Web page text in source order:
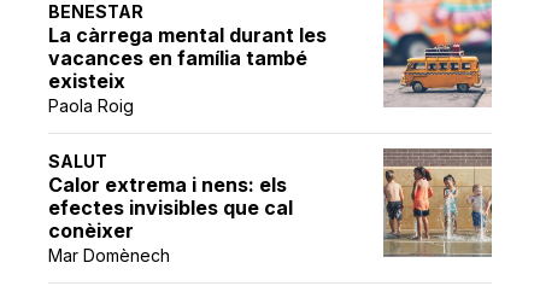
BENESTAR
La càrrega mental durant les
vacances en família també
existeix
Paola Roig
SALUT
Calor extrema i nens: els
efectes invisibles que cal
conèixer
Mar Domènech